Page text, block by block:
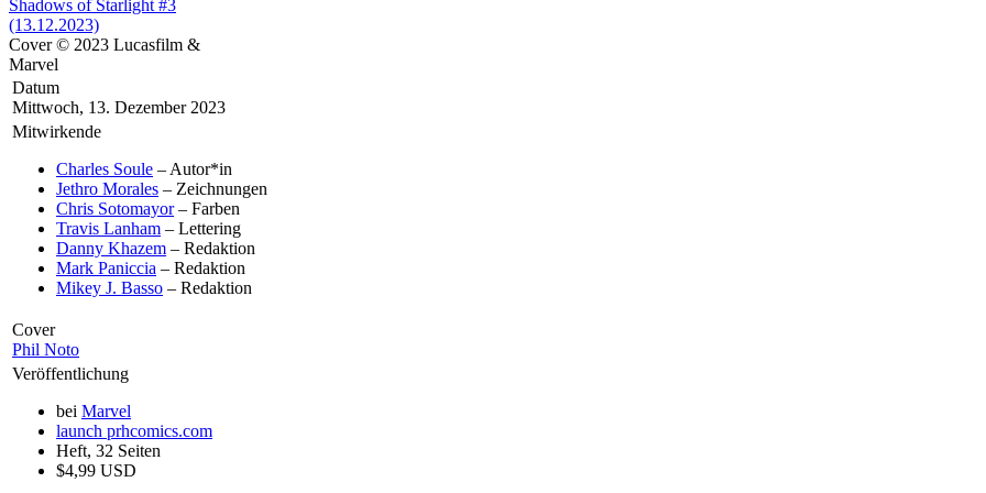
Cover © 2023 Lucasfilm &
Marvel
Datum
Mittwoch, 13. Dezember 2023
Mitwirkende
Charles Soule – Autor*in
Jethro Morales – Zeichnungen
Chris Sotomayor– Farben
Travis Lanham – Lettering
Danny Khazem – Redaktion
Mark Paniccia – Redaktion
Mikey J. Basso – Redaktion
Cover
Phil Noto
Veröffentlichung
bei Marvel
launch prhcomics.com
Heft, 32 Seiten
$4,99 USD